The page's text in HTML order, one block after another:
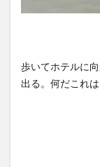
歩いてホテルに
出る。何だこれは